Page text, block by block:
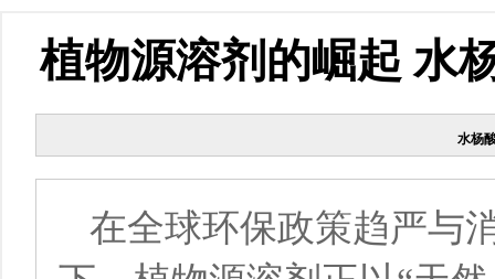
植物源溶剂的崛起 水
水杨
在全球环保政策趋严与